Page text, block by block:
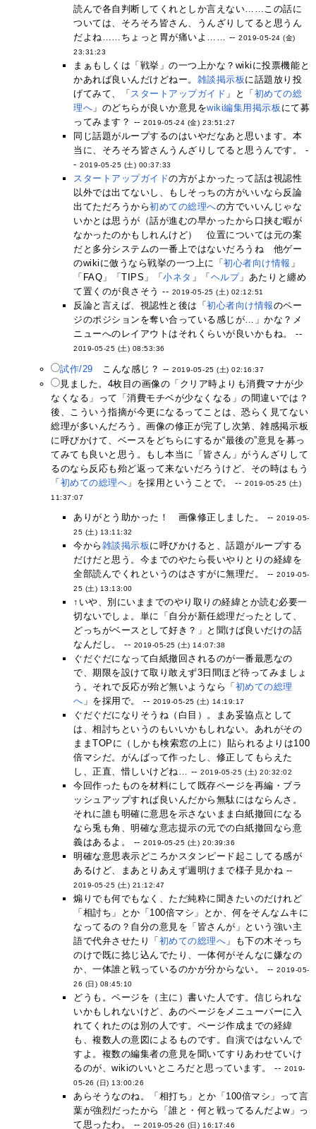
読んで各自判断してくれとしか言えない……この話に
ついては、そろそろ皆さん、うんざりしてると思うん
だよね……ちょっと胃が痛いよ…… --2019-05-24 (金)
23:31:23
まぁもしくは「戦挙」の一つ上かな？wikiに投票機能と
かあれば良いんだけどねー。 雑談掲示板に話題放り投
げてみて、「 スタートアップガイド 」と「初めての総
理へ 」のどちらが良いか意見をwiki編集用掲示板 にて募
ってみます？ --2019-05-24 (金) 23:51:27
同じ話題がループするのはいやだなあと思います。本
当に、そろそろ皆さんうんざりしてると思うんです。 -
-2019-05-25 (土) 00:37:33
スタートアップガイドの方がよかったって話は視認性
以外では出てないし、もしそっちの方がいいなら反論
出てただろうから初めての総理への方でいいんじゃな
いかとは思うが（話が進むの早かったから口挟む暇が
なかったのかもしれんけど） 位置については元の案
だと多分システムの一番上ではないだろうね 他ゲー
のwikiに倣うなら戦挙の一つ上に「初心者向け情報 」
「FAQ」「TIPS」「小ネタ 」「ヘルプ」あたりと纏め
て置くのが良さそう -- 2019-05-25 (土) 02:12:51
反論と言えば、視認性と後は「初心者向け情報のペー
ジのポジションを奪い合っている感じが…」かな？メ
ニューへのレイアウトはそれくらいが良いかもね。 --
2019-05-25 (土) 08:53:36
試作/29 こんな感じ？ --2019-05-25 (土) 02:16:37
見ました。4枚目の画像の「クリア時よりも消費マナが少
なくなる」って「消費モチベが少なくなる」の間違いでは？
後、こういう指摘が今更になるってことは、恐らく見てない
総理が多いんだろう。画像の修正が完了し次第、雑感掲示板
に呼びかけて、ベースをどちらにするか“最後の”意見を募っ
てみても良いと思う。もし本当に「皆さん」がうんざりして
るのなら反応も殆ど返って来ないだろうけど、その時はもう
「初めての総理へ 」を採用ということで。 -- 2019-05-25 (土)
11:37:07
ありがとう助かった！ 画像修正しました。 --2019-05-
25 (土) 13:11:32
今から 雑談掲示板に呼びかけると、話題がループする
だけだと思う。今までのやたら長いやりとりの経緯を
全部読んでくれというのはさすがに無理だ。 --2019-05-
25 (土) 13:13:00
↑いや、別にいままでのやり取りの経緯とか読む必要一
切ないでしょ。単に「自分が新任総理だったとして、
どっちがベースとして好き？」と聞けば良いだけの話
なんだし。 -- 2019-05-25 (土) 14:07:38
ぐだぐだになって白紙撤回されるのが一番最悪なの
で、期限を設けて取り敢えず3日間ほど待ってみましょ
う。それで反応が殆ど無いようなら「初めての総理
へ 」を採用で。 -- 2019-05-25 (土) 14:19:17
ぐだぐだになりそうね（白目）。まあ妥協点として
は、相討ちというのもいいかもしれない。あれがその
ままTOPに（しかも検索窓の上に）貼られるよりは100
倍マシだ。がんばって作ったし、修正してもらえた
し、正直、惜しいけどね… --2019-05-25 (土) 20:32:02
今回作ったものを材料にして既存ページを再編・ブラ
ッシュアップすれば良いんだから無駄にはならんさ。
それに誰も明確に意思を示さないまま白紙撤回になる
なら兎も角、明確な意志提示の元での白紙撤回なら意
義はあるよ。 --2019-05-25 (土) 20:39:36
明確な意思表示どころかスタンピード起こしてる感が
あるけど、まあとりあえず週明けまで様子見かね --
2019-05-25 (土) 21:12:47
煽りでも何でもなく、ただ純粋に聞きたいのだけれど
「相討ち」とか「100倍マシ」とか、何をそんなムキに
なってるの？自分の意見を「皆さんが」という強い主
語で代弁させたり「初めての総理へ 」も下の木そっち
のけで既に捻じ込んでたり、一体何がそんなに嫌なの
か、一体誰と戦っているのかが分からない。 --2019-05-
26 (日) 08:45:10
どうも。ページを（主に）書いた人です。信じられな
いかもしれないけど、あのページをメニューバーに入
れてくれたのは別の人です。ページ作成までの経緯
も、複数人の意図によるものです。自演ではないんで
すよ。複数の編集者の意見を聞いてすりあわせていけ
るのが、wikiのいいところだと思っています。 --2019-
05-26 (日) 13:00:26
あらそうなのね。「相打ち」とか「100倍マシ」って言
葉が強烈だったから「誰と・何と戦ってるんだよw」っ
て思ったわ。 --2019-05-26 (日) 16:17:46